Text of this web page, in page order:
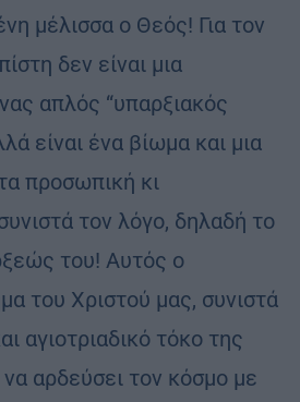
μέλισσα ο Θεός! Για τον
δεν είναι μια
απλός “υπαρξιακός
είναι ένα βίωμα και μια
προσωπική κι
τον λόγο, δηλαδή το
του! Αυτός ο
του Χριστού μας, συνιστά
αγιοτριαδικό τόκο της
να αρδεύσει τον κόσμο με